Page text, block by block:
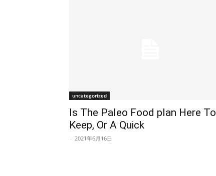
uncategorized
Is The Paleo Food plan Here To
Keep, Or A Quick
- 2021年6月16日